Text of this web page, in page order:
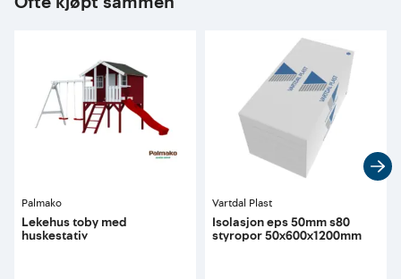
Palmako
Lekehus toby med
huskestativ
Vartdal Plast
Isolasjon eps 50mm s80
styropor 50x600x1200mm